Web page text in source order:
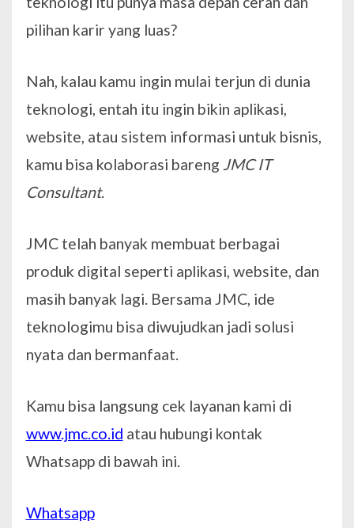
pilihan karir yang luas?
Nah, kalau kamu ingin mulai terjun di dunia
teknologi, entah itu ingin bikin aplikasi,
website, atau sistem informasi untuk bisnis,
kamu bisa kolaborasi bareng JMC IT
Consultant.
JMC telah banyak membuat berbagai
produk digital seperti aplikasi, website, dan
masih banyak lagi. Bersama JMC, ide
teknologimu bisa diwujudkan jadi solusi
nyata dan bermanfaat.
Kamu bisa langsung cek layanan kami di
www.jmc.co.id atau hubungi kontak
Whatsapp di bawah ini.
Whatsapp